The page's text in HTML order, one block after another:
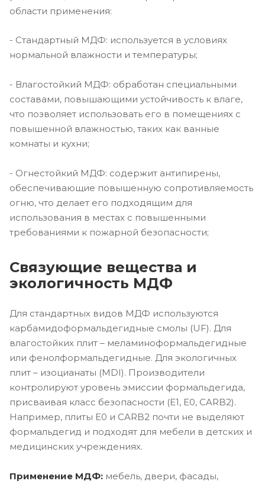
области применения:
- Стандартный МДФ: используется в условиях
нормальной влажности и температуры;
- Влагостойкий МДФ: обработан специальными
составами, повышающими устойчивость к влаге,
что позволяет использовать его в помещениях с
повышенной влажностью, таких как ванные
комнаты и кухни;
- Огнестойкий МДФ: содержит антипирены,
обеспечивающие повышенную сопротивляемость
огню, что делает его подходящим для
использования в местах с повышенными
требованиями к пожарной безопасности;
Связующие вещества и
экологичность МДФ
Для стандартных видов МДФ используются
карбамидоформальдегидные смолы (UF). Для
влагостойких плит – меламиноформальдегидные
или фенолформальдегидные. Для экологичных
плит – изоцианаты (MDI). Производители
контролируют уровень эмиссии формальдегида,
присваивая класс безопасности (E1, E0, CARB2).
Например, плиты E0 и CARB2 почти не выделяют
формальдегид и подходят для мебели в детских и
медицинских учреждениях.
Применение МДФ: мебель, двери, фасады,